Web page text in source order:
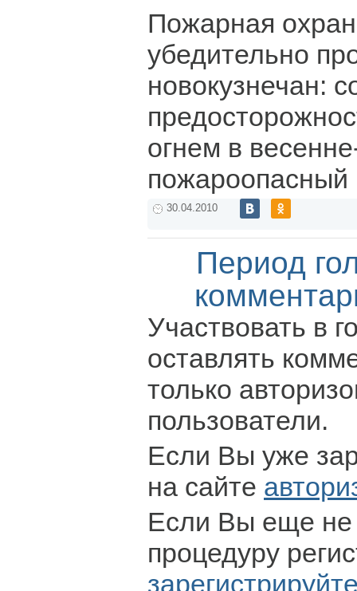
Пожарная
убедительно
новокузнечан:
огнем в
пожароопасный
30.04.2010
Период
Участвовать в
оставлять
только
пользователи.
Если Вы уже
на сайте
Если Вы еще не
процедуру